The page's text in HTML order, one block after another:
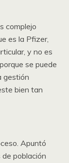
complejo
es la Pfizer,
y no es
se puede
gestión
bien tan
Apuntó
población